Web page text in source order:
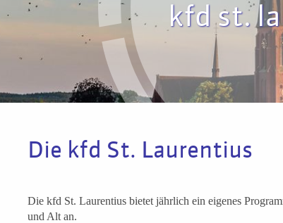
kfd st.
Die kfd St. Laurentius
Die kfd St. Laurentius bietet jährlich ein eigenes
und Alt an.